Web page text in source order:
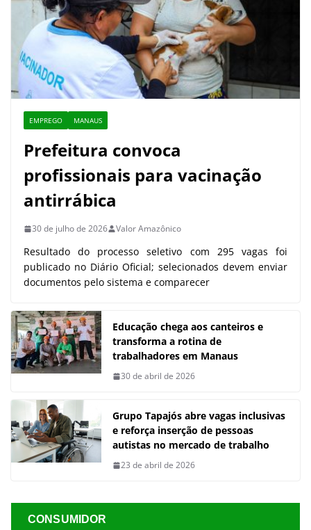
EMPREGO MANAUS
Prefeitura convoca
profissionais para vacinação
antirrábica
30 de julho de 2026 Valor Amazônico
Resultado do processo seletivo com 295 vagas foi
publicado no Diário Oficial; selecionados devem enviar
documentos pelo sistema e comparecer
Educação chega aos canteiros e
transforma a rotina de
trabalhadores em Manaus
30 de abril de 2026
Grupo Tapajós abre vagas inclusivas
e reforça inserção de pessoas
autistas no mercado de trabalho
23 de abril de 2026
CONSUMIDOR